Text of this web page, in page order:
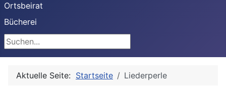
Ortsbeirat
Bücherei
Suchen
Aktuelle Seite: Startseite Liederperle